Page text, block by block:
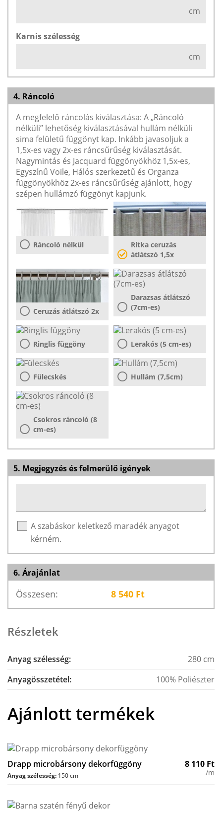
cm
Karnis szélesség
cm
4. Ráncoló
A megfelelő ráncolás kiválasztása: A „Ráncoló
nélküli” lehetőség kiválasztásával hullám nélküli
sima felületű függönyt kap. Inkább javasoljuk a
1,5x-es vagy 2x-es ráncsűrűség kiválasztását.
Nagymintás és Jacquard függönyökhöz 1,5x-es,
Egyszínű Voile, Hálós szerkezetű és Organza
függönyökhöz 2x-es ráncsűrűség ajánlott, hogy
szépen hullámzó függönyt kapjunk.
Ráncoló nélkül
Ritka ceruzás
átlátszó 1,5x
Ceruzás átlátszó 2x
Darazsas átlátszó
(7cm-es)
Ringlis függöny Lerakós (5 cm-es)
Fülecskés Hullám (7,5cm)
Csokros ráncoló (8
cm-es)
5. Megjegyzés és felmerülő igények
A szabáskor keletkező maradék anyagot
kérném.
6. Árajánlat
Összesen: 8 540 Ft
Részletek
Anyag szélesség:
280 cm
Anyagösszetétel:
100% Poliészter
Ajánlott termékek
Drapp microbársony dekorfüggöny 8 110 Ft
/m
Anyag szélesség: 150 cm